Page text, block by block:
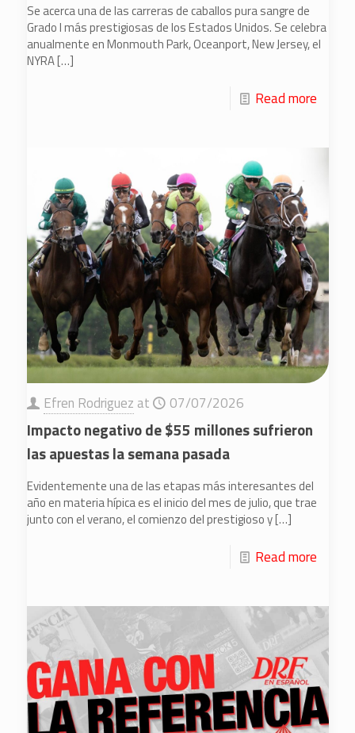
Se acerca una de las carreras de caballos pura sangre de
Grado I más prestigiosas de los Estados Unidos. Se celebra
anualmente en Monmouth Park, Oceanport, New Jersey, el
NYRA[…]
Read more
Efren Rodriguez at 07/07/2026
Impacto negativo de $55 millones sufrieron
las apuestas la semana pasada
Evidentemente una de las etapas más interesantes del
año en materia hípica es el inicio del mes de julio, que trae
junto con el verano, el comienzo del prestigioso y[…]
Read more